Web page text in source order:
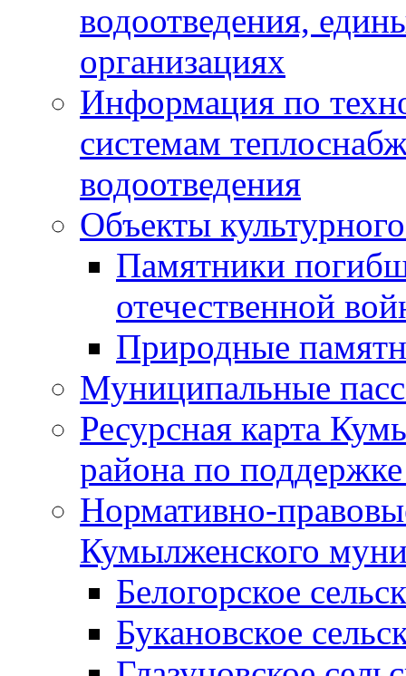
водоотведения,
организациях
Информация по
системам
водоотведения
Объекты
Памятники
отечественной
Природные
Муниципальные
Ресурсная карта
района по
Нормативно-
Кумылженского
Белогорское
Букановское